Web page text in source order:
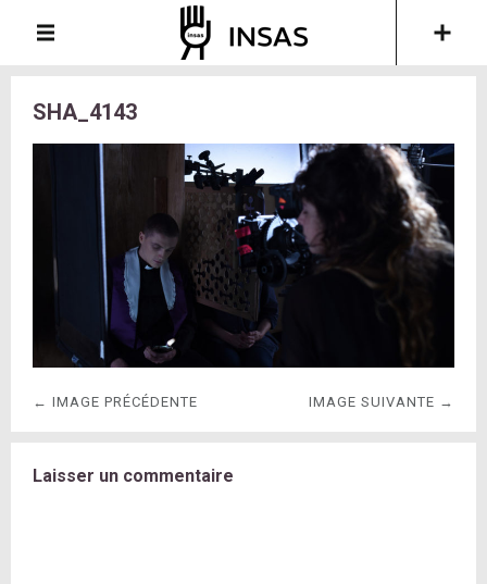
SHA_4143
← IMAGE PRÉCÉDENTE IMAGE SUIVANTE →
Laisser un commentaire